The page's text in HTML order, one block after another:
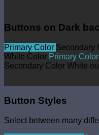
Buttons on Dark
Primary Color Secondary
White Color Primary Color
Secondary Color White
Button Styles
Select between many